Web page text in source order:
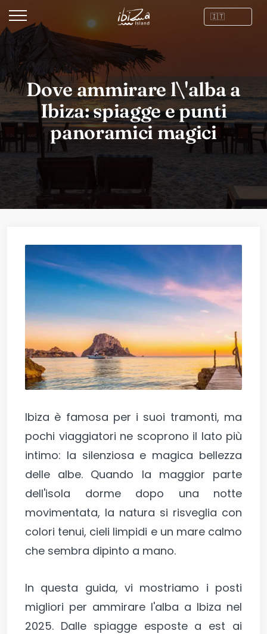
Dove ammirare l\'alba a
Ibiza: spiagge e punti
panoramici magici
Ibiza è famosa per i suoi tramonti, ma
pochi viaggiatori ne scoprono il lato più
intimo: la silenziosa e magica bellezza
delle albe. Quando la maggior parte
dell'isola dorme dopo una notte
movimentata, la natura si risveglia con
colori tenui, cieli limpidi e un mare calmo
che sembra dipinto a mano.
In questa guida, vi mostriamo i posti
migliori per ammirare l'alba a Ibiza nel
2025. Dalle spiagge esposte a est ai